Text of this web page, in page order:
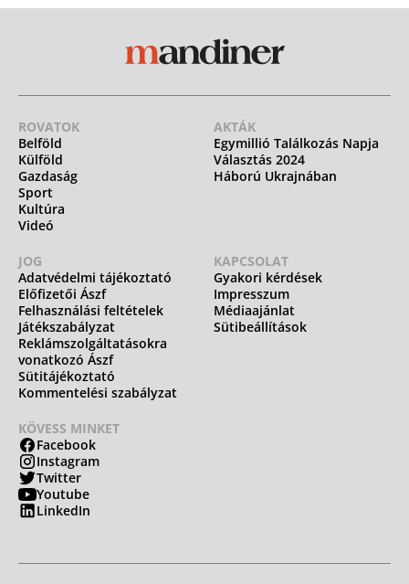
ROVATOK
Belföld
Külföld
Gazdaság
Sport
Kultúra
Videó
AKTÁK
Egymillió Találkozás Napja
Választás 2024
Háború Ukrajnában
JOG
Adatvédelmi tájékoztató
Előfizetői Ászf
Felhasználási feltételek
Játékszabályzat
Reklámszolgáltatásokra
vonatkozó Ászf
Sütitájékoztató
Kommentelési szabályzat
KAPCSOLAT
Gyakori kérdések
Impresszum
Médiaajánlat
Sütibeállítások
KÖVESS MINKET
Facebook
Instagram
Twitter
Youtube
LinkedIn